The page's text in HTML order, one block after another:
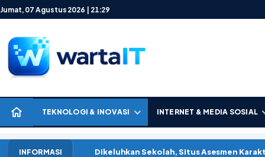
Lewati ke konten
Jumat, 07 Agustus 2026 | 21:29
TEKNOLOGI & INOVASI INTERNET & MEDIA SOSIAL
INFORMASI Dikeluhkan Sekolah, Situs Asesmen